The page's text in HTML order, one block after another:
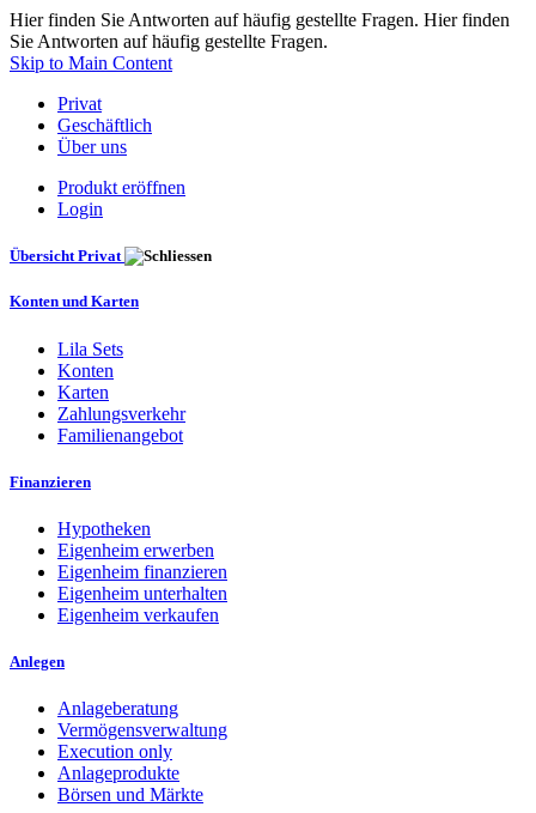
Hier finden Sie Antworten auf häufig gestellte Fragen. Hier finden
Sie Antworten auf häufig gestellte Fragen.
Skip to Main Content
Privat
Geschäftlich
Über uns
Produkt eröffnen
Login
Übersicht Privat
Konten und Karten
Lila Sets
Konten
Karten
Zahlungsverkehr
Familienangebot
Finanzieren
Hypotheken
Eigenheim erwerben
Eigenheim finanzieren
Eigenheim unterhalten
Eigenheim verkaufen
Anlegen
Anlageberatung
Vermögensverwaltung
Execution only
Anlageprodukte
Börsen und Märkte